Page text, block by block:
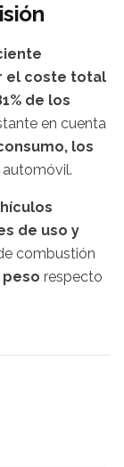
el coste total
de los
en cuenta
los
de uso y
combustión
peso respecto